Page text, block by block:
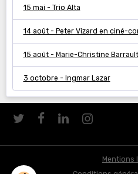
15 mai - Trio Alta
14 août - Peter Vizard en ciné-
15 août - Marie-Christine
3 octobre - Ingmar Lazar
Mentions